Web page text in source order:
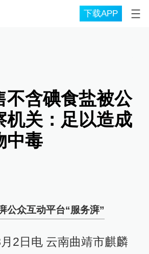
下载APP
不含碘食盐被公
机关：足以造成
中毒
公众互动平台“服务湃”
2日电 云南曲靖市麒麟